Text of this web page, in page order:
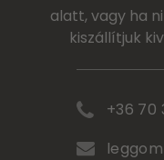
alatt, vagy ha
kiszállítjuk
+36 70